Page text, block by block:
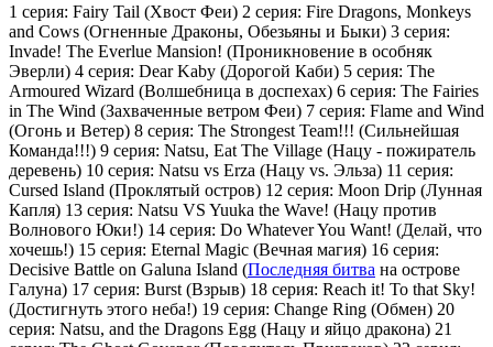
1 серия: Fairy Tail (Хвост Феи) 2 серия: Fire Dragons, Monkeys
and Cows (Огненные Драконы, Обезьяны и Быки) 3 серия:
Invade! The Everlue Mansion! (Проникновение в особняк
Эверли) 4 серия: Dear Kaby (Дорогой Каби) 5 серия: The
Armoured Wizard (Волшебница в доспехах) 6 серия: The Fairies
in The Wind (Захваченные ветром Феи) 7 серия: Flame and Wind
(Огонь и Ветер) 8 серия: The Strongest Team!!! (Сильнейшая
Команда!!!) 9 серия: Natsu, Eat The Village (Нацу - пожиратель
деревень) 10 серия: Natsu vs Erza (Нацу vs. Эльза) 11 серия:
Cursed Island (Проклятый остров) 12 серия: Moon Drip (Лунная
Капля) 13 серия: Natsu VS Yuuka the Wave! (Нацу против
Волнового Юки!) 14 серия: Do Whatever You Want! (Делай, что
хочешь!) 15 серия: Eternal Magic (Вечная магия) 16 серия:
Decisive Battle on Galuna Island (Последняя битва на острове
Галуна) 17 серия: Burst (Взрыв) 18 серия: Reach it! To that Sky!
(Достигнуть этого неба!) 19 серия: Change Ring (Обмен) 20
серия: Natsu, and the Dragons Egg (Нацу и яйцо дракона) 21